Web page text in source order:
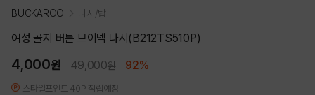
BUCKAROO 나시/탑
여성 골지 버튼 브이넥 나시(B212TS510P)
4,000원 49,000원 92%
스타일포인트 40P 적립예정